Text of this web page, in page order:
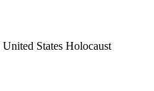
United States Holocaust